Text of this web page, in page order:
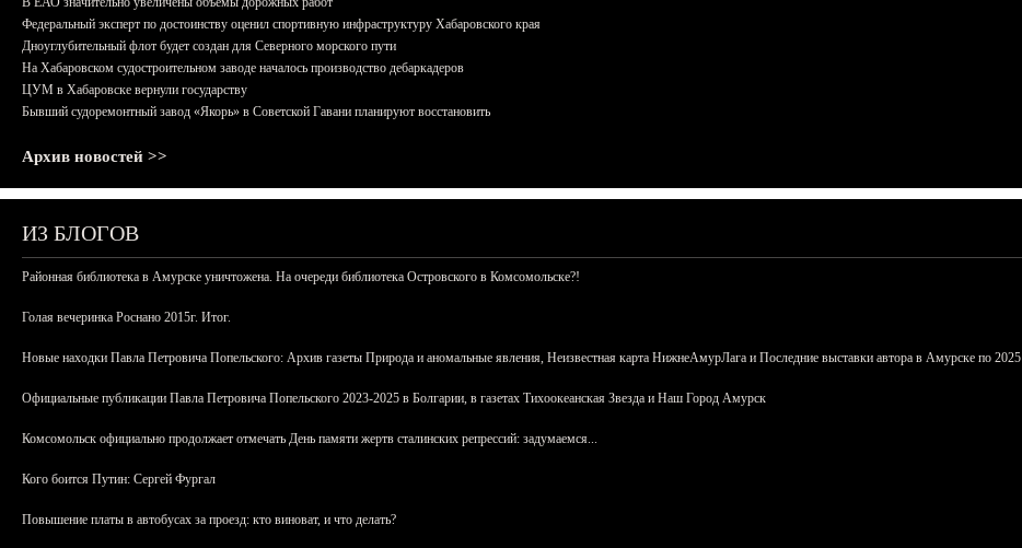
Федеральный эксперт по достоинству оценил спортивную инфраструктуру Хабаровского края
Дноуглубительный флот будет создан для Северного морского пути
На Хабаровском судостроительном заводе началось производство дебаркадеров
ЦУМ в Хабаровске вернули государству
Бывший судоремонтный завод «Якорь» в Советской Гавани планируют восстановить
Архив новостей >>
ИЗ БЛОГОВ
Районная библиотека в Амурске уничтожена. На очереди библиотека Островского в Комсомольске?!
Голая вечеринка Роснано 2015г. Итог.
Новые находки Павла Петровича Попельского: Архив газеты Природа и аномальные явления, Неизвестная карта НижнеАмурЛага и Последние выставки автора в Амурске по 2025
Официальные публикации Павла Петровича Попельского 2023-2025 в Болгарии, в газетах Тихоокеанская Звезда и Наш Город Амурск
Комсомольск официально продолжает отмечать День памяти жертв сталинских репрессий: задумаемся...
Кого боится Путин: Сергей Фургал
Повышение платы в автобусах за проезд: кто виноват, и что делать?